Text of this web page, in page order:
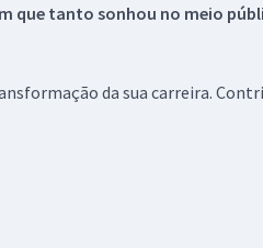
que tanto sonhou no meio
da sua carreira.